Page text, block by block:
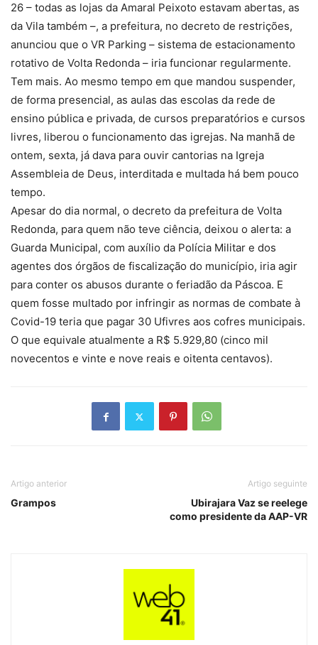
26 – todas as lojas da Amaral Peixoto estavam abertas, as
da Vila também –, a prefeitura, no decreto de restrições,
anunciou que o VR Parking – sistema de estacionamento
rotativo de Volta Redonda – iria funcionar regularmente.
Tem mais. Ao mesmo tempo em que mandou suspender,
de forma presencial, as aulas das escolas da rede de
ensino pública e privada, de cursos preparatórios e cursos
livres, liberou o funcionamento das igrejas. Na manhã de
ontem, sexta, já dava para ouvir cantorias na Igreja
Assembleia de Deus, interditada e multada há bem pouco
tempo.
Apesar do dia normal, o decreto da prefeitura de Volta
Redonda, para quem não teve ciência, deixou o alerta: a
Guarda Municipal, com auxílio da Polícia Militar e dos
agentes dos órgãos de fiscalização do município, iria agir
para conter os abusos durante o feriadão da Páscoa. E
quem fosse multado por infringir as normas de combate à
Covid-19 teria que pagar 30 Ufivres aos cofres municipais.
O que equivale atualmente a R$ 5.929,80 (cinco mil
novecentos e vinte e nove reais e oitenta centavos).
Artigo anterior
Grampos
Artigo seguinte
Ubirajara Vaz se reelege
como presidente da AAP-VR